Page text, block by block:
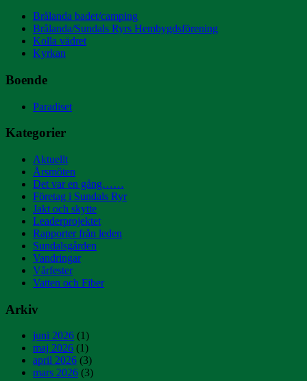
Brålanda badet/camping
Brålanda/Sundals Ryrs Hembygdsförening
Kolla vädret
Kyrkan
Boende
Paradiset
Kategorier
Aktuellt
Årsmöten
Det var en gång……
Företag i Sundals Ryr
Jakt och skytte
Leaderprojektet
Rapporter från leden
Sundalsgården
Vandringar
Vårfester
Vatten och Fiber
Arkiv
juni 2026 (1)
maj 2026 (1)
april 2026 (3)
mars 2026 (3)